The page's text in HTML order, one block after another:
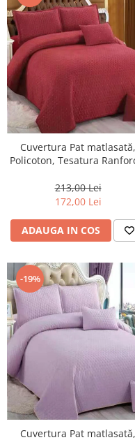
Cuvertura Pat matlasată,
Policoton, Tesatura
213,00 Lei
172,00 Lei
ADAUGA IN COS
-19%
Cuvertura Pat matlasată,